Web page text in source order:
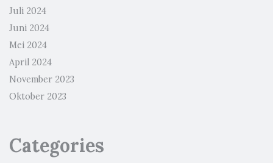
Juli 2024
Juni 2024
Mei 2024
April 2024
November 2023
Oktober 2023
Categories